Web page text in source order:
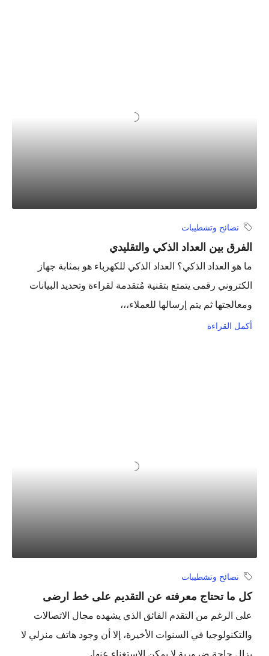
نصائح وتشطيبات
الفرق بين العداد الذكي والتقليدي
ما هو العداد الذكي؟ العداد الذكي للكهرباء هو بمثابة جهاز
الكتروني رقمى يتمتع بتقنية مُتقدمة لقراءة وتحديد البيانات
ومعالجتها ثم يتم إرسالها للعملاء،،،
أكمل القراءة
نصائح وتشطيبات
كل ما تحتاج معرفته عن التقديم على خط ارضى
على الرغم من التقدم الفائق الذي يشهده مجال الاتصالات
والتكنولوجيا في السنوات الأخيرة، إلا أن وجود هاتف منزلي لا
يزال حاجة ضرورية لا يمكن الاستغناء عنها،